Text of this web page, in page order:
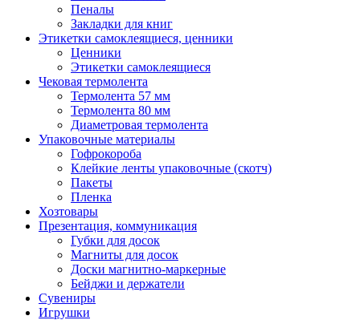
Пеналы
Закладки для книг
Этикетки самоклеящиеся, ценники
Ценники
Этикетки самоклеящиеся
Чековая термолента
Термолента 57 мм
Термолента 80 мм
Диаметровая термолента
Упаковочные материалы
Гофрокороба
Клейкие ленты упаковочные (скотч)
Пакеты
Пленка
Хозтовары
Презентация, коммуникация
Губки для досок
Магниты для досок
Доски магнитно-маркерные
Бейджи и держатели
Сувениры
Игрушки